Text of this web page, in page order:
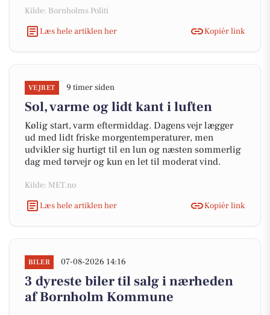
Kilde: Bornholms Politi
Læs hele artiklen her
Kopiér link
VEJRET 9 timer siden
Sol, varme og lidt kant i luften
Kølig start, varm eftermiddag. Dagens vejr lægger
ud med lidt friske morgentemperaturer, men
udvikler sig hurtigt til en lun og næsten sommerlig
dag med tørvejr og kun en let til moderat vind.
Kilde: MET.no
Læs hele artiklen her
Kopiér link
BILER 07-08-2026 14:16
3 dyreste biler til salg i nærheden
af Bornholm Kommune